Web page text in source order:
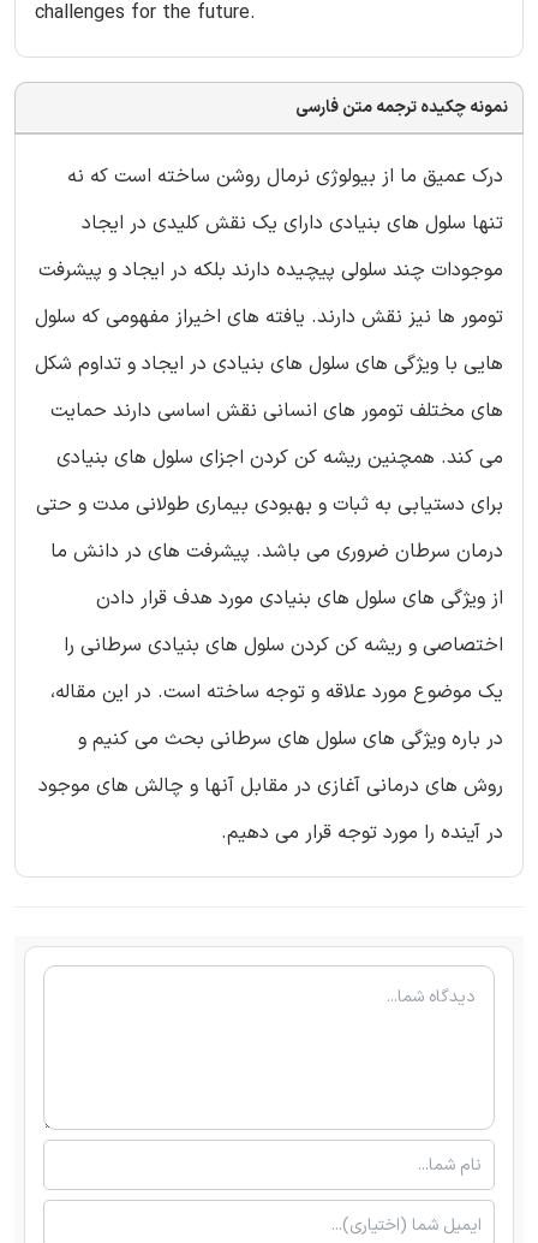
challenges for the future.
نمونه چکیده ترجمه متن فارسی
درک عمیق ما از بیولوژی نرمال روشن ساخته است که نه
تنها سلول های بنیادی دارای یک نقش کلیدی در ایجاد
موجودات چند سلولی پیچیده دارند بلکه در ایجاد و پیشرفت
تومور ها نیز نقش دارند. یافته های اخیراز مفهومی که سلول
هایی با ویژگی های سلول های بنیادی در ایجاد و تداوم شکل
های مختلف تومور های انسانی نقش اساسی دارند حمایت
می کند. همچنین ریشه کن کردن اجزای سلول های بنیادی
برای دستیابی به ثبات و بهبودی بیماری طولانی مدت و حتی
درمان سرطان ضروری می باشد. پیشرفت های در دانش ما
از ویژگی های سلول های بنیادی مورد هدف قرار دادن
اختصاصی و ریشه کن کردن سلول های بنیادی سرطانی را
یک موضوع مورد علاقه و توجه ساخته است. در این مقاله،
در باره ویژگی های سلول های سرطانی بحث می کنیم و
روش های درمانی آغازی در مقابل آنها و چالش های موجود
در آینده را مورد توجه قرار می دهیم.